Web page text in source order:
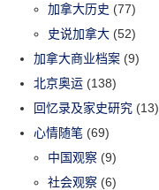
加拿大历史 (77)
史说加拿大 (52)
加拿大商业档案 (9)
北京奥运 (138)
回忆录及家史研究 (13)
心情随笔 (69)
中国观察 (9)
社会观察 (6)